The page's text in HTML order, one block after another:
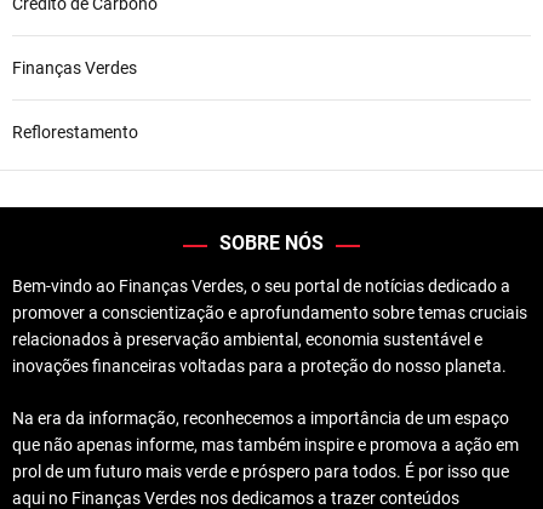
Finanças Verdes
Reflorestamento
SOBRE NÓS
Bem-vindo ao Finanças Verdes, o seu portal de notícias dedicado a
promover a conscientização e aprofundamento sobre temas cruciais
relacionados à preservação ambiental, economia sustentável e
inovações financeiras voltadas para a proteção do nosso planeta.
Na era da informação, reconhecemos a importância de um espaço
que não apenas informe, mas também inspire e promova a ação em
prol de um futuro mais verde e próspero para todos. É por isso que
aqui no Finanças Verdes nos dedicamos a trazer conteúdos